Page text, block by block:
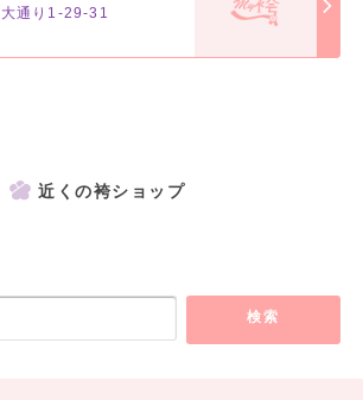
通り1-29-31
近くの袴ショップ
検索